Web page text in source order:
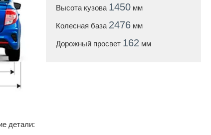
Высота кузова 1450 мм
Колесная база 2476 мм
Дорожный просвет 162 мм
детали: